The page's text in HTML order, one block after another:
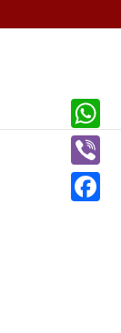
W
h
a
V